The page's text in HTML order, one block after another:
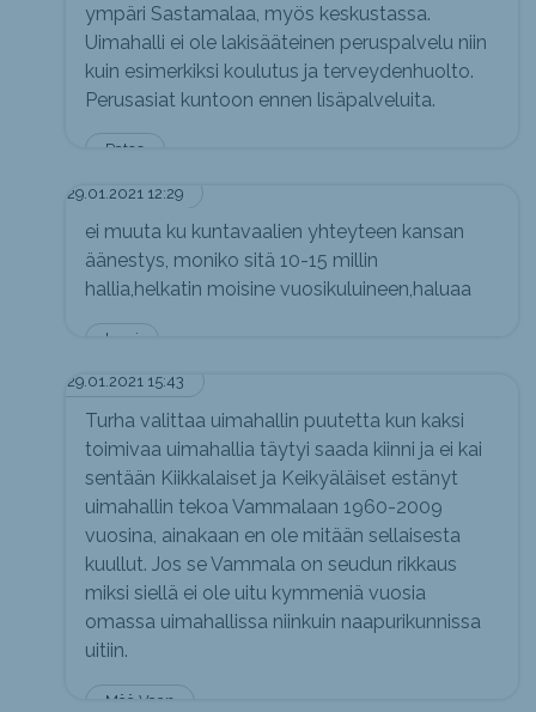
Patce
ympäri Sastamalaa, myös keskustassa.
Uimahalli ei ole lakisääteinen peruspalvelu niin
kuin esimerkiksi koulutus ja terveydenhuolto.
Perusasiat kuntoon ennen lisäpalveluita.
29.01.2021 12:29
harri
ei muuta ku kuntavaalien yhteyteen kansan
äänestys, moniko sitä 10-15 millin
hallia,helkatin moisine vuosikuluineen,haluaa
29.01.2021 15:43
Mää Vaan
Turha valittaa uimahallin puutetta kun kaksi
toimivaa uimahallia täytyi saada kiinni ja ei kai
sentään Kiikkalaiset ja Keikyäläiset estänyt
uimahallin tekoa Vammalaan 1960-2009
vuosina, ainakaan en ole mitään sellaisesta
kuullut. Jos se Vammala on seudun rikkaus
miksi siellä ei ole uitu kymmeniä vuosia
omassa uimahallissa niinkuin naapurikunnissa
uitiin.